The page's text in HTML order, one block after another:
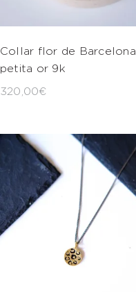
Collar flor de Barcelona
petita or 9k
320,00€